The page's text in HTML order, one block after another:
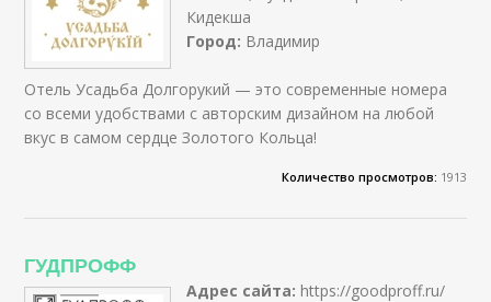
Кидекша
Город: Владимир
Отель Усадьба Долгорукий — это современные номера
со всеми удобствами с авторским дизайном на любой
вкус в самом сердце Золотого Кольца!
Количество просмотров: 1913
ГУДПРОФФ
Адрес сайта: https://goodproff.ru/